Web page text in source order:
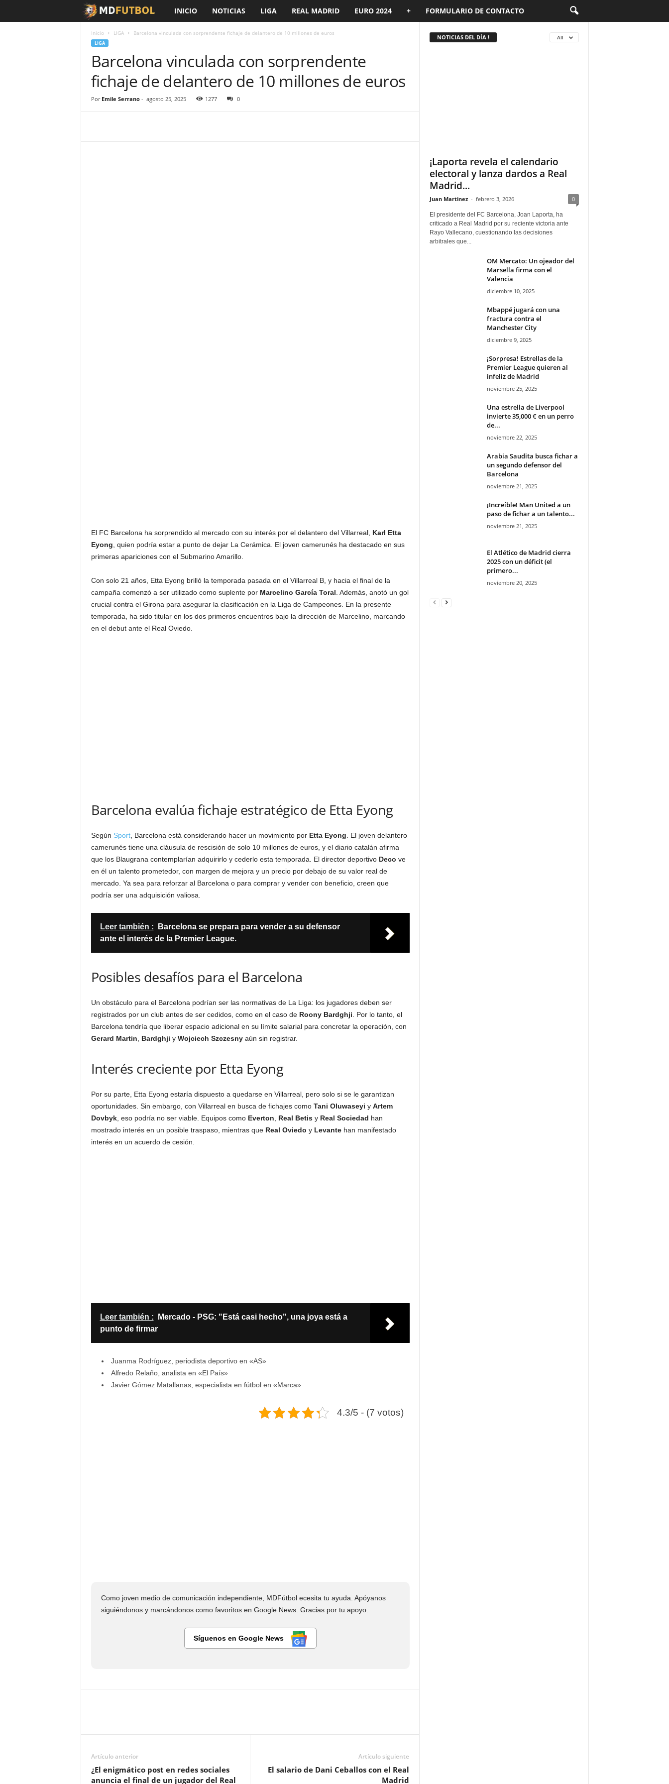
D
t
o
INICIO NOTICIAS LIGA REAL MADRID EURO 2024 + FORMULARIO DE CONTACTO
Inicio LIGA Barcelona vinculada con sorprendente fichaje de delantero de 10 millones de euros
LIGA
Barcelona vinculada con sorprendente
fichaje de delantero de 10 millones de euros
Por Emile Serrano- agosto 25, 2025 1277 0
El FC Barcelona ha sorprendido al mercado con su interés por el delantero del Villarreal, Karl Etta
Eyong , quien podría estar a punto de dejar La Cerámica. El joven camerunés ha destacado en sus
primeras apariciones con el Submarino Amarillo.
Con solo 21 años, Etta Eyong brilló la temporada pasada en el Villarreal B, y hacia el final de la
campaña comenzó a ser utilizado como suplente por Marcelino García Toral . Además, anotó un gol
crucial contra el Girona para asegurar la clasificación en la Liga de Campeones. En la presente
temporada, ha sido titular en los dos primeros encuentros bajo la dirección de Marcelino, marcando
en el debut ante el Real Oviedo.
Barcelona evalúa fichaje estratégico de Etta Eyong
Según Sport, Barcelona está considerando hacer un movimiento por Etta Eyong . El joven delantero
camerunés tiene una cláusula de rescisión de solo 10 millones de euros, y el diario catalán afirma
que los Blaugrana contemplarían adquirirlo y cederlo esta temporada. El director deportivo Deco ve
en él un talento prometedor, con margen de mejora y un precio por debajo de su valor real de
mercado. Ya sea para reforzar al Barcelona o para comprar y vender con beneficio, creen que
podría ser una adquisición valiosa.
Leer también :
Barcelona se prepara para vender a su defensor
ante el interés de la Premier League.
Posibles desafíos para el Barcelona
Un obstáculo para el Barcelona podrían ser las normativas de La Liga: los jugadores deben ser
registrados por un club antes de ser cedidos, como en el caso de Roony Bardghji . Por lo tanto, el
Barcelona tendría que liberar espacio adicional en su límite salarial para concretar la operación, con
Gerard Martin
Bardghji y Wojciech Szczesnyaún sin registrar.
Interés creciente por Etta Eyong
Por su parte, Etta Eyong estaría dispuesto a quedarse en Villarreal, pero solo si se le garantizan
oportunidades. Sin embargo, con Villarreal en busca de fichajes como Tani Oluwaseyi y Artem
Dovbyk, eso podría no ser viable. Equipos como Everton Real Betisy Real Sociedad han
mostrado interés en un posible traspaso, mientras que Real Oviedo y Levantehan manifestado
interés en un acuerdo de cesión.
Leer también :
Mercado - PSG: "Está casi hecho", una joya está a
punto de firmar
Juanma Rodríguez, periodista deportivo en «AS»
Alfredo Relaño, analista en «El País»
Javier Gómez Matallanas, especialista en fútbol en «Marca»
4.3/5 - (7 votos)
Como joven medio de comunicación independiente, MDFútbol ecesita tu ayuda. Apóyanos
siguiéndonos y marcándonos como favoritos en Google News. Gracias por tu apoyo.
Síguenos en Google News
Artículo anterior
¿El enigmático post en redes sociales
anuncia el final de un jugador del Real
Artículo siguiente
El salario de Dani Ceballos con el Real
Madrid
NOTICIAS DEL DÍA ! All
¡Laporta revela el calendario
electoral y lanza dardos a Real
Madrid...
Juan Martinez - febrero 3, 2026 0
El presidente del FC Barcelona, Joan Laporta, ha
criticado a Real Madrid por su reciente victoria ante
Rayo Vallecano, cuestionando las decisiones
arbitrales que...
OM Mercato: Un ojeador del
Marsella firma con el
Valencia
diciembre 10, 2025
Mbappé jugará con una
fractura contra el
Manchester City
diciembre 9, 2025
¡Sorpresa! Estrellas de la
Premier League quieren al
infeliz de Madrid
noviembre 25, 2025
Una estrella de Liverpool
invierte 35,000 € en un perro
de...
noviembre 22, 2025
Arabia Saudita busca fichar a
un segundo defensor del
Barcelona
noviembre 21, 2025
¡Increíble! Man United a un
paso de fichar a un talento...
noviembre 21, 2025
El Atlético de Madrid cierra
2025 con un déficit (el
primero...
noviembre 20, 2025